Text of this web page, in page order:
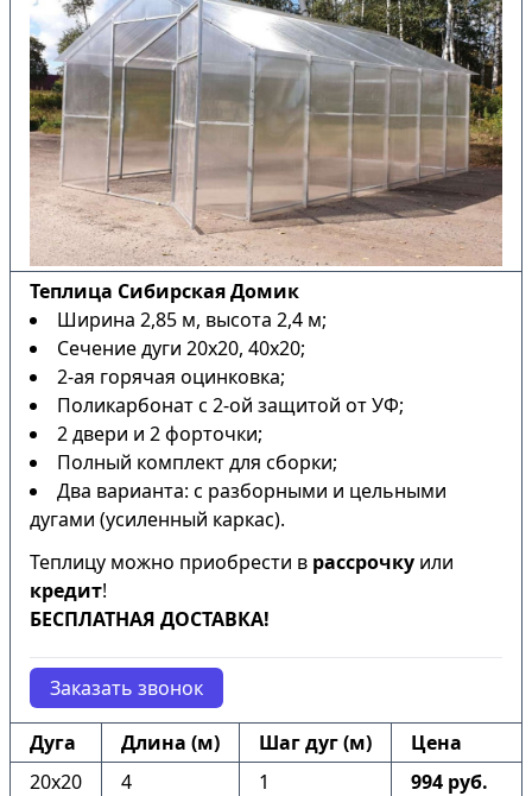
Теплица Сибирская Домик
Ширина 2,85 м, высота 2,4 м;
Сечение дуги 20х20, 40х20;
2-ая горячая оцинковка;
Поликарбонат с 2-ой защитой от УФ;
2 двери и 2 форточки;
Полный комплект для сборки;
Два варианта: с разборными и цельными
дугами (усиленный каркас).
Теплицу можно приобрести в рассрочку или
кредит!
БЕСПЛАТНАЯ ДОСТАВКА!
Заказать звонок
Дуга Длина (м) Шаг дуг (м)
Цена
20х20
4 1
994 руб.